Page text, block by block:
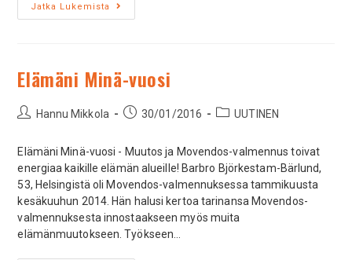
Jatka Lukemista
Elämäni Minä-vuosi
Hannu Mikkola 30/01/2016 UUTINEN
Elämäni Minä-vuosi - Muutos ja Movendos-valmennus toivat
energiaa kaikille elämän alueille! Barbro Björkestam-Bärlund,
53, Helsingistä oli Movendos-valmennuksessa tammikuusta
kesäkuuhun 2014. Hän halusi kertoa tarinansa Movendos-
valmennuksesta innostaakseen myös muita
elämänmuutokseen. Työkseen…